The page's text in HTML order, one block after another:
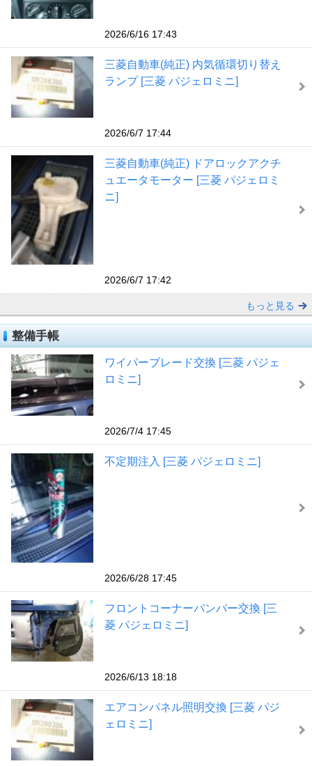
2026/6/16 17:43
三菱自動車(純正) 内気循環切り替え
ランプ [三菱 パジェロミニ]
2026/6/7 17:44
三菱自動車(純正) ドアロックアクチ
ュエータモーター [三菱 パジェロミ
ニ]
2026/6/7 17:42
もっと見る
整備手帳
ワイパーブレード交換 [三菱 パジェ
ロミニ]
2026/7/4 17:45
不定期注入 [三菱 パジェロミニ]
2026/6/28 17:45
フロントコーナーバンパー交換 [三
菱 パジェロミニ]
2026/6/13 18:18
エアコンパネル照明交換 [三菱 パジ
ェロミニ]